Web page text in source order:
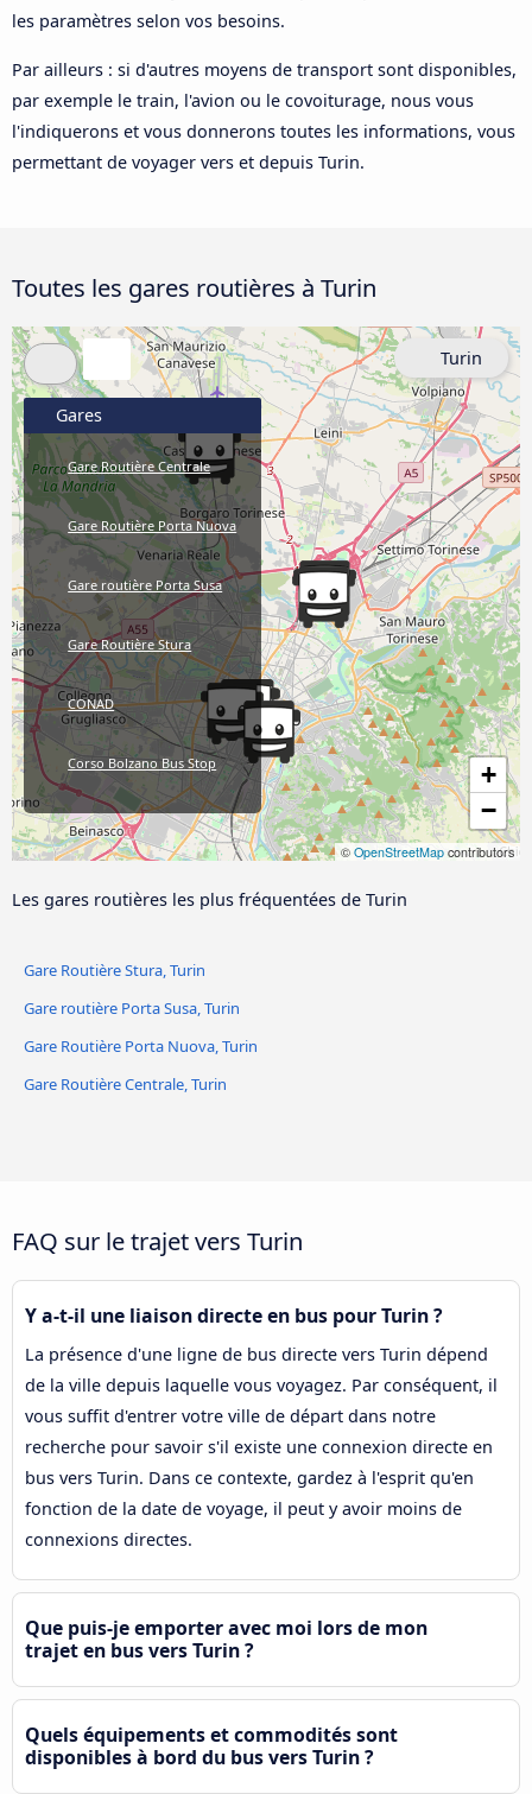
les paramètres selon vos besoins.
Par ailleurs : si d'autres moyens de transport sont disponibles,
par exemple le train, l'avion ou le covoiturage, nous vous
l'indiquerons et vous donnerons toutes les informations, vous
permettant de voyager vers et depuis Turin.
Toutes les gares routières à Turin
+
−
© OpenStreetMap contributors
Gares
Gare Routière Centrale
Gare Routière Porta Nuova
Gare routière Porta Susa
Gare Routière Stura
CONAD
Corso Bolzano Bus Stop
Porta Susa Gare Ferroviaire
Turin
Les gares routières les plus fréquentées de Turin
Gare Routière Stura, Turin
Gare routière Porta Susa, Turin
Gare Routière Porta Nuova, Turin
Gare Routière Centrale, Turin
FAQ sur le trajet vers Turin
Y a-t-il une liaison directe en bus pour Turin ?
La présence d'une ligne de bus directe vers Turin dépend
de la ville depuis laquelle vous voyagez. Par conséquent, il
vous suffit d'entrer votre ville de départ dans notre
recherche pour savoir s'il existe une connexion directe en
bus vers Turin. Dans ce contexte, gardez à l'esprit qu'en
fonction de la date de voyage, il peut y avoir moins de
connexions directes.
Que puis-je emporter avec moi lors de mon
trajet en bus vers Turin ?
Quels équipements et commodités sont
disponibles à bord du bus vers Turin ?